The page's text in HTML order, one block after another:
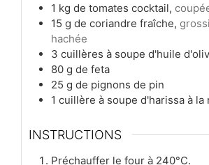
1 kg de tomates cocktail,
15 g de coriandre fraîche,
hachée
3 cuillères à soupe d'huile
80 g de feta
25 g de pignons de pin
1 cuillère à soupe d'harissa à la
INSTRUCTIONS
Préchauffer le four à 240°C.